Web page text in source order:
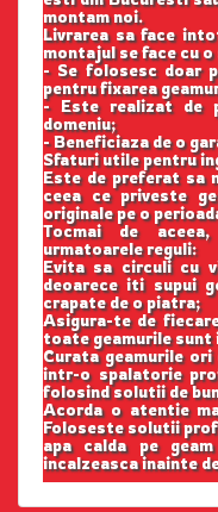
montam noi.
Livrarea sa face
montajul se face cu
- Se folosesc doar
pentru fixarea
- Este realizat de
domeniu;
- Beneficiaza de o
Sfaturi utile pentru
Este de preferat sa
ceea ce priveste
originale pe o
Tocmai de
urmatoarele reguli:
Evita sa circuli cu
deoarece iti supui
crapate de o piatra;
Asigura-te de
toate geamurile sunt
Curata geamurile
intr-o spalatorie
folosind solutii de
Acorda o atentie
Foloseste solutii
apa calda pe
incalzeasca inainte